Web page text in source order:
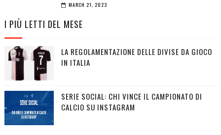
MARCH 21, 2023
I PIÙ LETTI DEL MESE
LA REGOLAMENTAZIONE DELLE DIVISE DA GIOCO
IN ITALIA
SERIE SOCIAL: CHI VINCE IL CAMPIONATO DI
CALCIO SU INSTAGRAM